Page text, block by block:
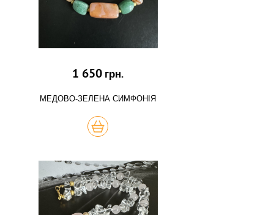
1 650 грн.
МЕДОВО-ЗЕЛЕНА СИМФОНІЯ
КУПИТЬ